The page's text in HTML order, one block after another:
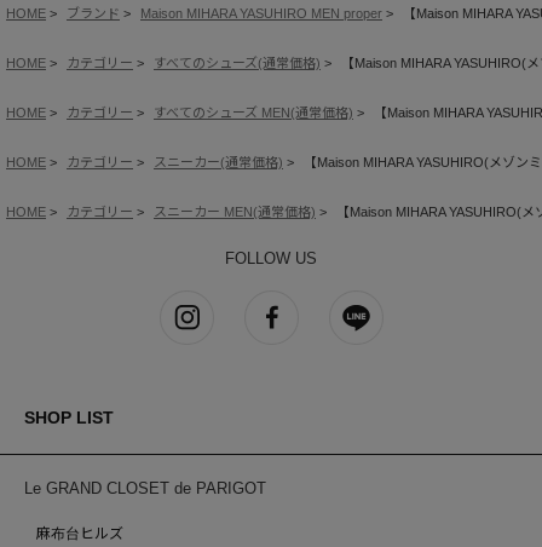
HOME ブランド Maison MIHARA YASUHIRO MEN proper 【Maison MIHARA
HOME カテゴリー すべてのシューズ(通常価格) 【Maison MIHARA YASUHIRO(
HOME カテゴリー すべてのシューズ MEN(通常価格) 【Maison MIHARA
HOME カテゴリー スニーカー(通常価格) 【Maison MIHARA YASUHIRO(メゾ
HOME カテゴリー スニーカー MEN(通常価格) 【Maison MIHARA YASUHIRO(
FOLLOW US
SHOP LIST
Le GRAND CLOSET de PARIGOT
麻布台ヒルズ